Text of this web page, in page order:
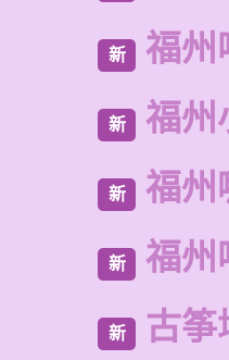
新 福州
新 福州
新 福州
新 福州
新 古筝